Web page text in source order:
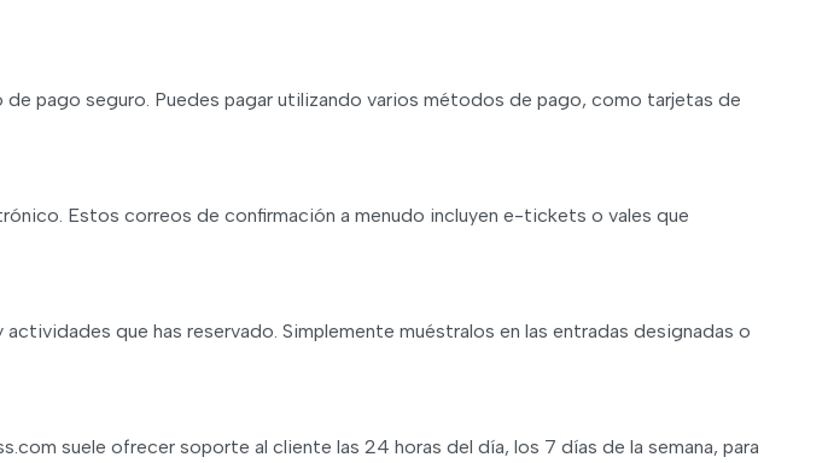
pago seguro. Puedes pagar utilizando varios métodos de pago, como tarjetas de
Estos correos de confirmación a menudo incluyen e-tickets o vales que
que has reservado. Simplemente muéstralos en las entradas designadas o
suele ofrecer soporte al cliente las 24 horas del día, los 7 días de la semana, para